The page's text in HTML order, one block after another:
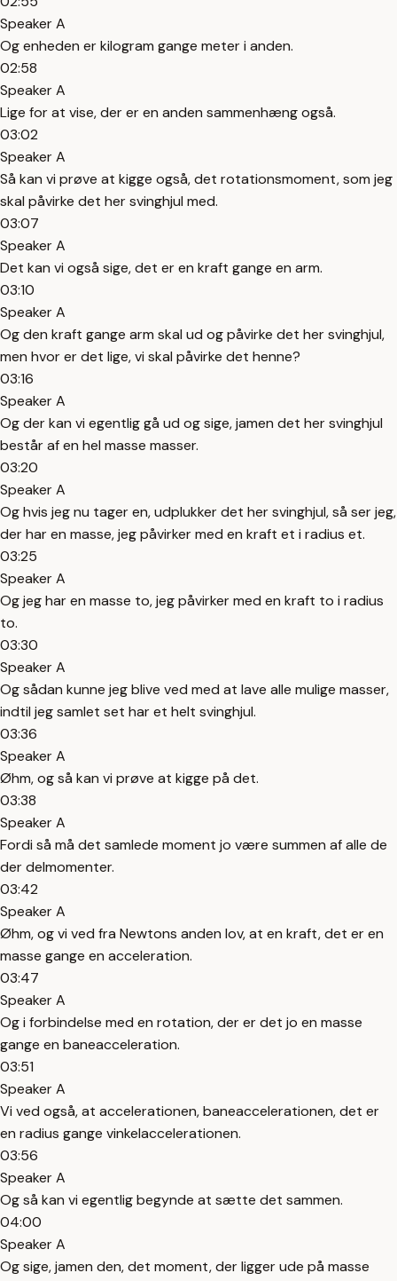
Speaker A
Og enheden er kilogram gange meter i anden.
02:58
Speaker A
Lige for at vise, der er en anden sammenhæng også.
03:02
Speaker A
Så kan vi prøve at kigge også, det rotationsmoment, som jeg
skal påvirke det her svinghjul med.
03:07
Speaker A
Det kan vi også sige, det er en kraft gange en arm.
03:10
Speaker A
Og den kraft gange arm skal ud og påvirke det her svinghjul,
men hvor er det lige, vi skal påvirke det henne?
03:16
Speaker A
Og der kan vi egentlig gå ud og sige, jamen det her svinghjul
består af en hel masse masser.
03:20
Speaker A
Og hvis jeg nu tager en, udplukker det her svinghjul, så ser jeg,
der har en masse, jeg påvirker med en kraft et i radius et.
03:25
Speaker A
Og jeg har en masse to, jeg påvirker med en kraft to i radius
to.
03:30
Speaker A
Og sådan kunne jeg blive ved med at lave alle mulige masser,
indtil jeg samlet set har et helt svinghjul.
03:36
Speaker A
Øhm, og så kan vi prøve at kigge på det.
03:38
Speaker A
Fordi så må det samlede moment jo være summen af alle de
der delmomenter.
03:42
Speaker A
Øhm, og vi ved fra Newtons anden lov, at en kraft, det er en
masse gange en acceleration.
03:47
Speaker A
Og i forbindelse med en rotation, der er det jo en masse
gange en baneacceleration.
03:51
Speaker A
Vi ved også, at accelerationen, baneaccelerationen, det er
en radius gange vinkelaccelerationen.
03:56
Speaker A
Og så kan vi egentlig begynde at sætte det sammen.
04:00
Speaker A
Og sige, jamen den, det moment, der ligger ude på masse